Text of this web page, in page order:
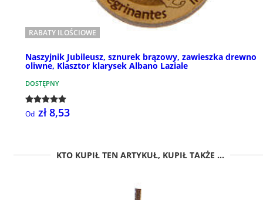
RABATY ILOŚCIOWE
Naszyjnik Jubileusz, sznurek brązowy, zawieszka drewno
oliwne, Klasztor klarysek Albano Laziale
DOSTĘPNY
Od zł 8,53
KTO KUPIŁ TEN ARTYKUŁ, KUPIŁ TAKŻE ...